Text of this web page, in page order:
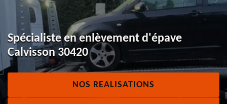
Spécialiste en enlèvement d'épave
Calvisson 30420
NOS REALISATIONS